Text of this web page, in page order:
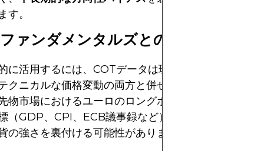
す。
ァンダメンタルズとの組み合わせ
に活用するには、COTデータは現在のマクロ経済フ
クニカルな価格変動の両方と併せて評価する必要が
物市場におけるユーロのロングポジションの増加は
（GDP、CPI、ECB議事録など）がプラスの傾向に
の強さを裏付ける可能性があります。